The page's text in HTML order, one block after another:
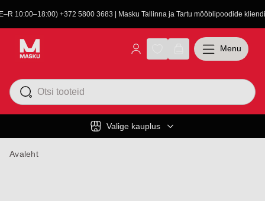
10:00–18:00) +372 5800 3683 | Masku Tallinna ja Tartu mööblipoodide
Valige kauplus
Menu
Avaleht